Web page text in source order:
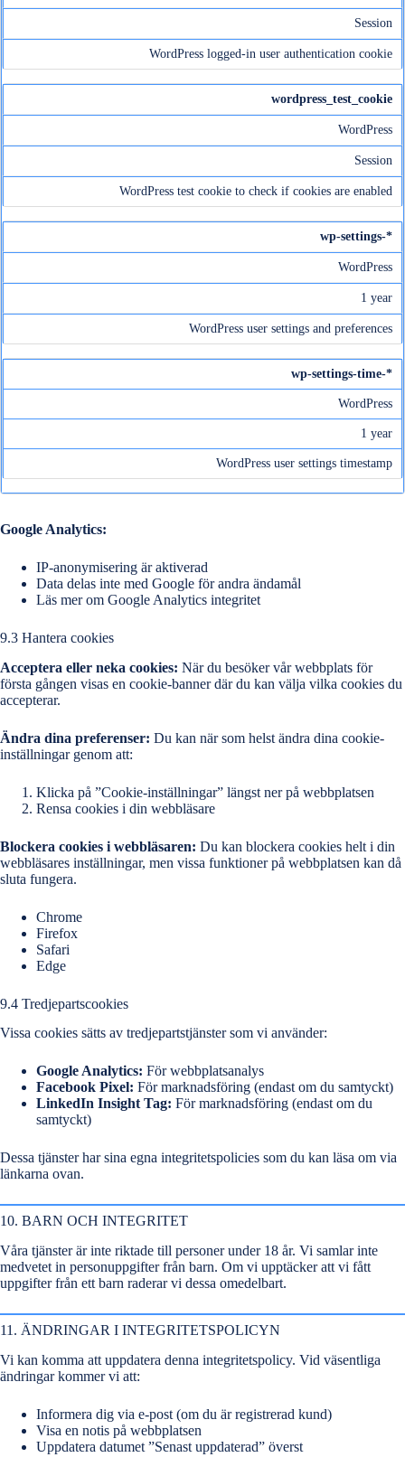
Session
WordPress logged-in user authentication cookie
wordpress_test_cookie
WordPress
Session
WordPress test cookie to check if cookies are enabled
wp-settings-*
WordPress
1 year
WordPress user settings and preferences
wp-settings-time-*
WordPress
1 year
WordPress user settings timestamp
Google Analytics:
IP-anonymisering är aktiverad
Data delas inte med Google för andra ändamål
Läs mer om Google Analytics integritet
9.3 Hantera cookies
Acceptera eller neka cookies: När du besöker vår webbplats för
första gången visas en cookie-banner där du kan välja vilka cookies du
accepterar.
Ändra dina preferenser: Du kan när som helst ändra dina cookie-
inställningar genom att:
Klicka på ”Cookie-inställningar” längst ner på webbplatsen
Rensa cookies i din webbläsare
Blockera cookies i webbläsaren: Du kan blockera cookies helt i din
webbläsares inställningar, men vissa funktioner på webbplatsen kan då
sluta fungera.
Chrome
Firefox
Safari
Edge
9.4 Tredjepartscookies
Vissa cookies sätts av tredjepartstjänster som vi använder:
Google Analytics: För webbplatsanalys
Facebook Pixel: För marknadsföring (endast om du samtyckt)
LinkedIn Insight Tag: För marknadsföring (endast om du
samtyckt)
Dessa tjänster har sina egna integritetspolicies som du kan läsa om via
länkarna ovan.
10. BARN OCH INTEGRITET
Våra tjänster är inte riktade till personer under 18 år. Vi samlar inte
medvetet in personuppgifter från barn. Om vi upptäcker att vi fått
uppgifter från ett barn raderar vi dessa omedelbart.
11. ÄNDRINGAR I INTEGRITETSPOLICYN
Vi kan komma att uppdatera denna integritetspolicy. Vid väsentliga
ändringar kommer vi att:
Informera dig via e-post (om du är registrerad kund)
Visa en notis på webbplatsen
Uppdatera datumet ”Senast uppdaterad” överst